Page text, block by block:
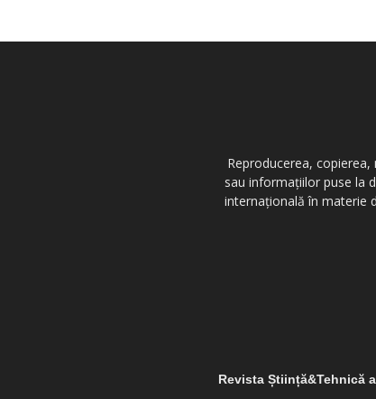
Reproducerea,
sau informațiilor puse la
internațională în materie
Revista Știință&Tehnică